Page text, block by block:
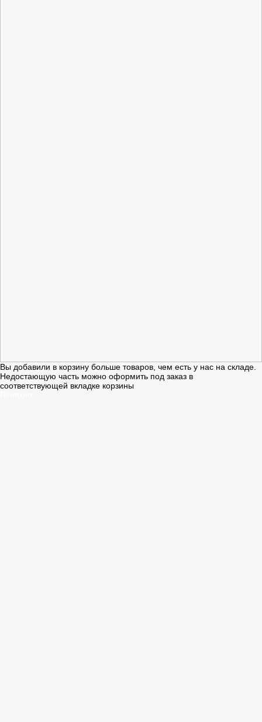
Вы добавили в корзину больше товаров, чем есть у нас на складе.
Недостающую часть можно оформить под заказ в
соответствующей вкладке корзины